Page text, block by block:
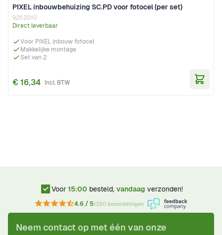
PIXEL inbouwbehuizing SC.PD voor fotocel (per set)
9252010
Direct leverbaar
Voor PIXEL inbouw fotocel
Makkelijke montage
Set van 2
€ 16,34
Voor 15:00 besteld, vandaag verzonden!
4.6 / 51350 beoordelingen
Neem contact op met één van onze